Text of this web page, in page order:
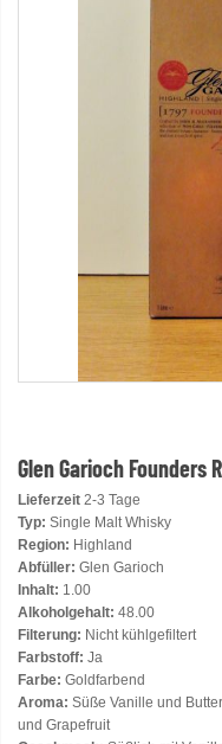
Glen Garioch Founders
Lieferzeit 2-3 Tage
Typ: Single Malt Whisky
Region: Highland
Abfüller: Glen Garioch
Inhalt: 1.00
Alkoholgehalt: 48.00
Filterung: Nicht kühlgefiltert
Farbstoff: Ja
Farbe: Goldfarbend
Aroma: Süße Vanille und
und Grapefruit